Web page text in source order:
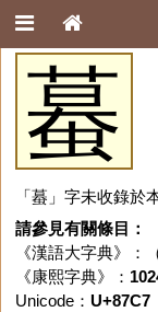
蟇
「蟇」字未收錄於
請參見有關條目：
《漢語大字典》：
《康熙字典》：
Unicode： U+87C7